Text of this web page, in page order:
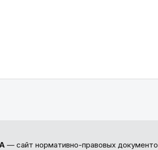
— сайт нормативно-правовых